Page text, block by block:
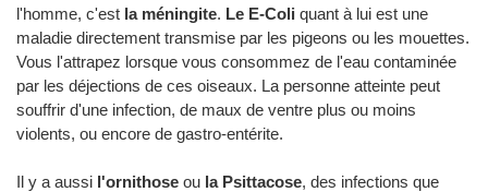
l'homme, c'est la méningite. Le E-Coli quant à lui est une
maladie directement transmise par les pigeons ou les mouettes.
Vous l'attrapez lorsque vous consommez de l'eau contaminée
par les déjections de ces oiseaux. La personne atteinte peut
souffrir d'une infection, de maux de ventre plus ou moins
violents, ou encore de gastro-entérite.
Il y a aussi l'ornithose ou la Psittacose, des infections que